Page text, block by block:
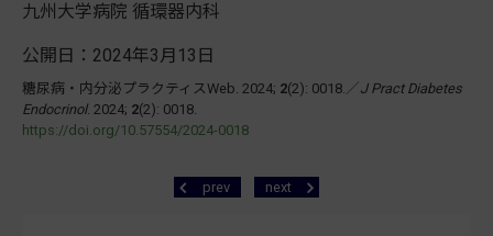
九州大学病院 循環器内科
公開日：2024年3月13日
糖尿病・内分泌プラクティスWeb. 2024; 2(2): 0018.／J Pract Diabetes
Endocrinol. 2024; 2(2): 0018.
https://doi.org/10.57554/2024-0018
prev next